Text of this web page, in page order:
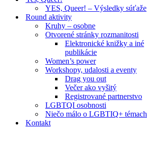
YES, Queer! – Výsledky súťaže
Round aktivity
Kruhy – osobne
Otvorené stránky rozmanitosti
Elektronické knižky a iné
publikácie
Women’s power
Workshopy, udalosti a eventy
Drag you out
Večer ako vyšitý
Registrované partnerstvo
LGBTQI osobnosti
Niečo málo o LGBTIQ+ témach
Kontakt